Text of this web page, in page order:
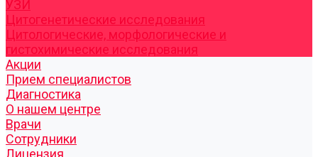
УЗИ
Цитогенетические исследования
Цитологические, морфологические и
гистохимические исследования
Акции
Прием специалистов
Диагностика
О нашем центре
Врачи
Сотрудники
Лицензия